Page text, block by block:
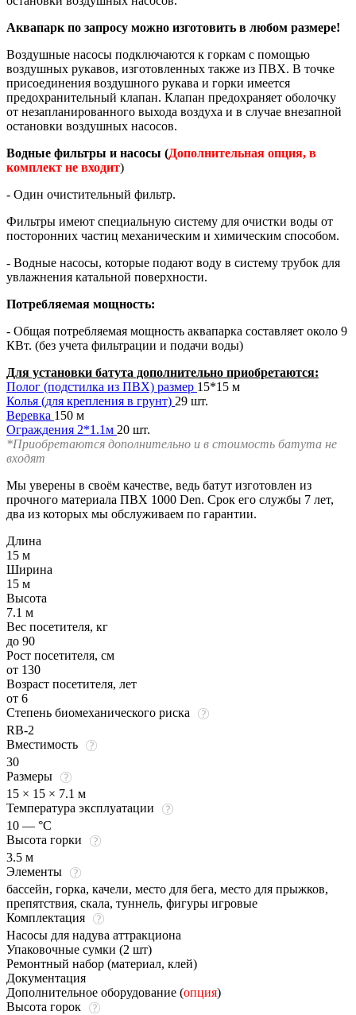
Аквапарк по запросу можно изготовить в любом размере!
Воздушные насосы подключаются к горкам с помощью
воздушных рукавов, изготовленных также из ПВХ. В точке
присоединения воздушного рукава и горки имеется
предохранительный клапан. Клапан предохраняет оболочку
от незапланированного выхода воздуха и в случае внезапной
остановки воздушных насосов.
Водные фильтры и насосы (Дополнительная опция, в
комплект не входит)
- Один очистительный фильтр.
Фильтры имеют специальную систему для очистки воды от
посторонних частиц механическим и химическим способом.
- Водные насосы, которые подают воду в систему трубок для
увлажнения катальной поверхности.
Потребляемая мощность:
- Общая потребляемая мощность аквапарка составляет около 9
КВт. (без учета фильтрации и подачи воды)
Для установки батута дополнительно приобретаются:
Полог (подстилка из ПВХ) размер 15*15 м
Колья (для крепления в грунт) 29 шт.
Веревка 150 м
Ограждения 2*1.1м 20 шт.
*Приобретаются дополнительно и в стоимость батута не
входят
Мы уверены в своём качестве, ведь батут изготовлен из
прочного материала ПВХ 1000 Den. Срок его службы 7 лет,
два из которых мы обслуживаем по гарантии.
Длина
15 м
Ширина
15 м
Высота
7.1 м
Вес посетителя, кг
до 90
Рост посетителя, см
от 130
Возраст посетителя, лет
от 6
Степень биомеханического риска
RB-2
Вместимость
30
Размеры
15 × 15 × 7.1 м
Температура эксплуатации
10 — °C
Высота горки
3.5 м
Элементы
бассейн, горка, качели, место для бега, место для прыжков,
препятствия, скала, туннель, фигуры игровые
Комплектация
Насосы для надува аттракциона
Упаковочные сумки (2 шт)
Ремонтный набор (материал, клей)
Документация
Дополнительное оборудование (опция)
Высота горок